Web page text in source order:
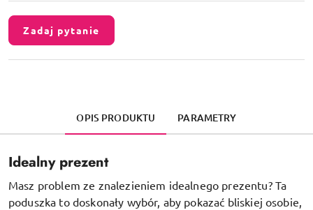
Zadaj pytanie
OPIS PRODUKTU PARAMETRY
Idealny prezent
Masz problem ze znalezieniem idealnego prezentu? Ta
poduszka to doskonały wybór, aby pokazać bliskiej osobie,